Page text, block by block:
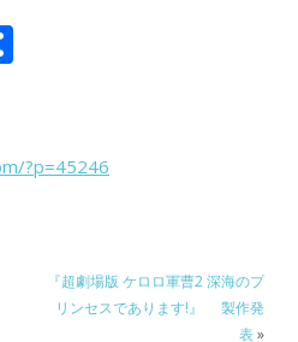
?p=45246
『超劇場版 ケロロ軍曹2 深海のプ
リンセスであります!』 製作発
表»